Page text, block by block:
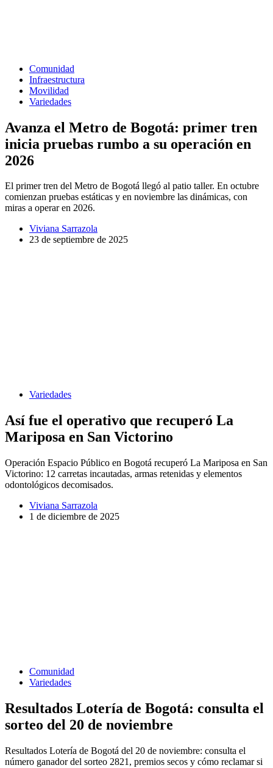
Comunidad
Infraestructura
Movilidad
Variedades
Avanza el Metro de Bogotá: primer tren
inicia pruebas rumbo a su operación en
2026
El primer tren del Metro de Bogotá llegó al patio taller. En octubre
comienzan pruebas estáticas y en noviembre las dinámicas, con
miras a operar en 2026.
Viviana Sarrazola
23 de septiembre de 2025
Variedades
Así fue el operativo que recuperó La
Mariposa en San Victorino
Operación Espacio Público en Bogotá recuperó La Mariposa en San
Victorino: 12 carretas incautadas, armas retenidas y elementos
odontológicos decomisados.
Viviana Sarrazola
1 de diciembre de 2025
Comunidad
Variedades
Resultados Lotería de Bogotá: consulta el
sorteo del 20 de noviembre
Resultados Lotería de Bogotá del 20 de noviembre: consulta el
número ganador del sorteo 2821, premios secos y cómo reclamar si